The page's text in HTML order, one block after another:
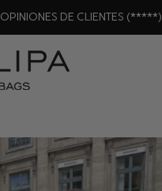
OPINIONES DE CLIENTES (*****)